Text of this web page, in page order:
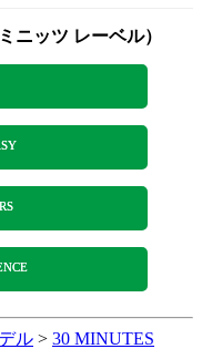
ッツ レーベル）
ル > 30 MINUTES